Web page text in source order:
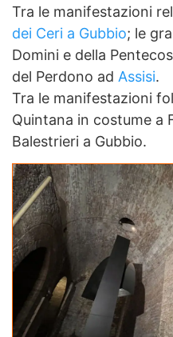
Tra le manifestazioni
dei Ceri a Gubbio; le
Domini e della
del Perdono ad Assisi.
Tra le manifestazioni
Quintana in costume a
Balestrieri a Gubbio.